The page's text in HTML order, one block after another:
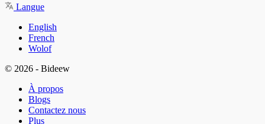
Langue
English
French
Wolof
© 2026 - Bideew
À propos
Blogs
Contactez nous
Plus